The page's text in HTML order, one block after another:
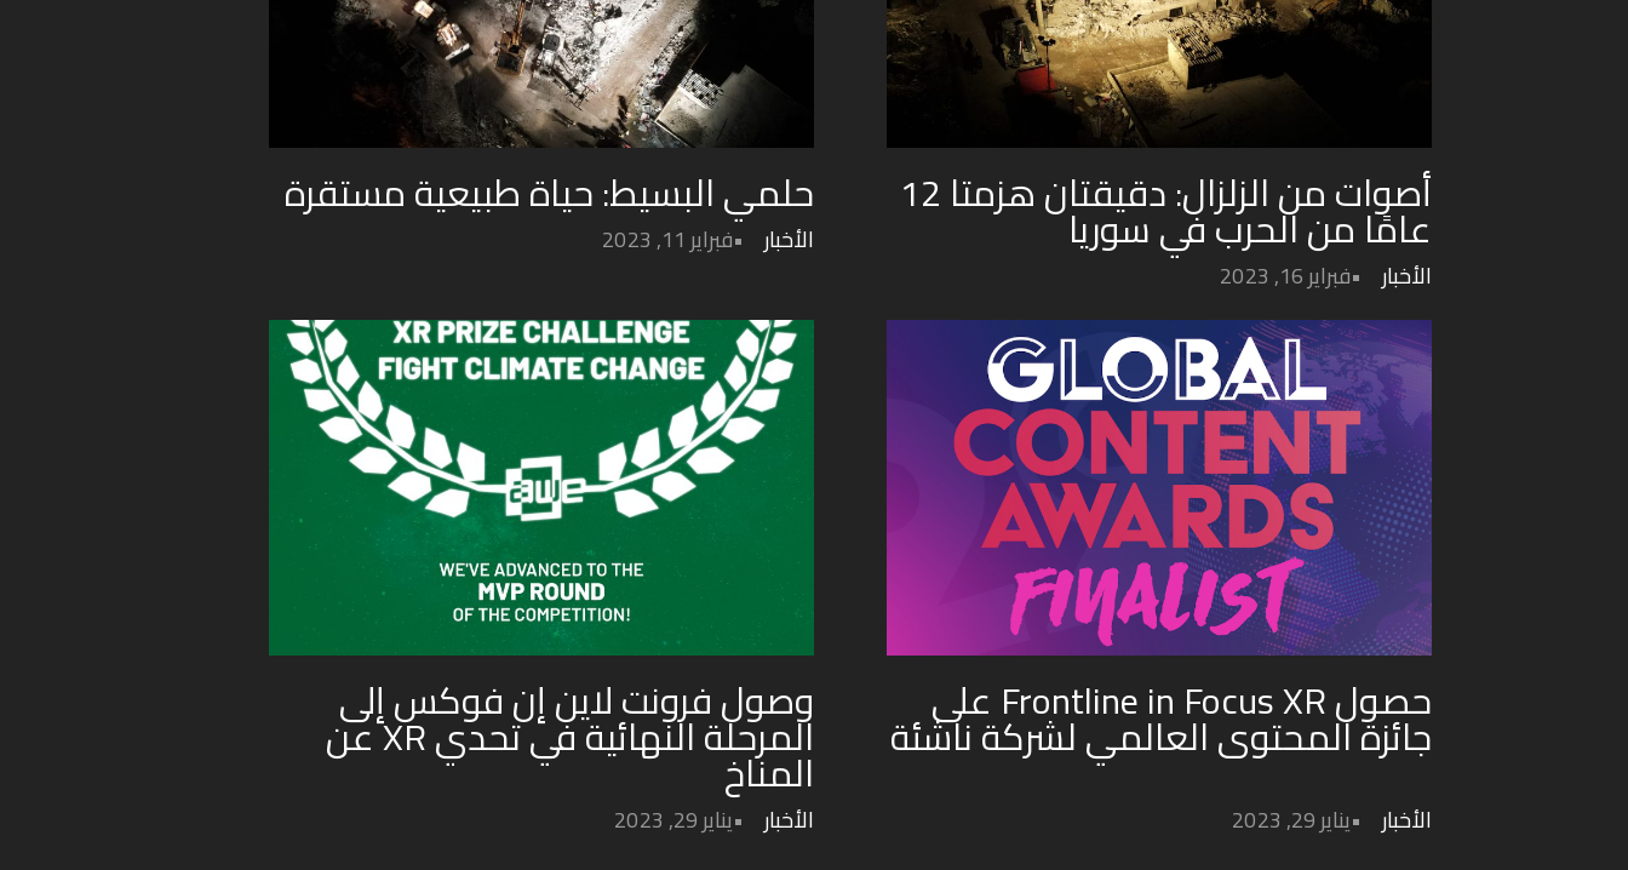
أصوات من الزلزال: دقيقتان هزمتا 12
عامًا من الحرب في سوريا
الأخبار فبراير 16, 2023
حلمي البسيط: حياة طبيعية مستقرة
الأخبار فبراير 11, 2023
حصول Frontline in Focus XR على
جائزة المحتوى العالمي لشركة ناشئة
الأخبار يناير 29, 2023
وصول فرونت لاين إن فوكس إلى
المرحلة النهائية في تحدي XR عن
المناخ
الأخبار يناير 29, 2023